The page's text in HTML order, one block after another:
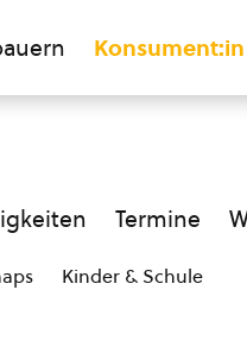
Konsument:in
Termine
Kinder & Schule